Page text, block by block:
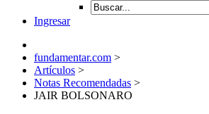
Ingresar
fundamentar.com >
Artículos >
Notas Recomendadas >
JAIR BOLSONARO